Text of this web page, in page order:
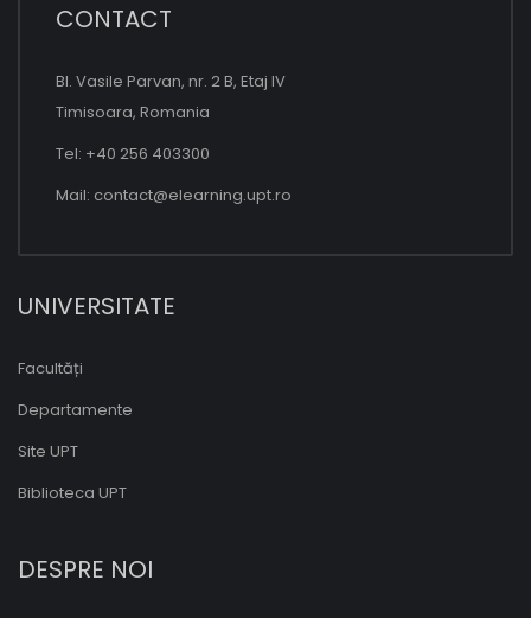
CONTACT
Bl. Vasile Parvan, nr. 2 B, Etaj IV
Timisoara, Romania
Tel: +40 256 403300
Mail: contact@elearning.upt.ro
UNIVERSITATE
Facultăți
Departamente
Site UPT
Biblioteca UPT
DESPRE NOI